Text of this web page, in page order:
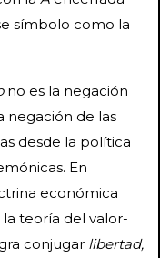
símbolo como la
no es la negación
negación de las
desde la política
En
económica
la teoría del valor-
conjugar libertad,